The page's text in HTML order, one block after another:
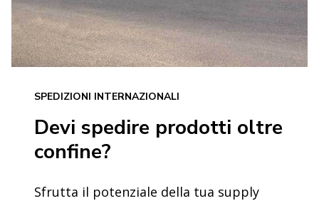
SPEDIZIONI INTERNAZIONALI
Devi spedire prodotti oltre
confine?
Sfrutta il potenziale della tua supply